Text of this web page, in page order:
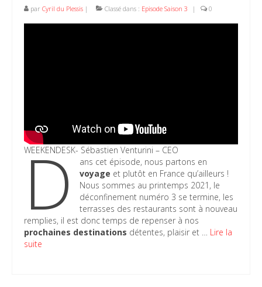
par Cyril du Plessis | Classé dans : Episode Saison 3 | 0
WEEKENDESK- Sébastien Venturini – CEO
D
ans cet épisode, nous partons en
voyage et plutôt en France qu’ailleurs !
Nous sommes au printemps 2021, le
déconfinement numéro 3 se termine, les
terrasses des restaurants sont à nouveau
remplies, il est donc temps de repenser à nos
prochaines destinations détentes, plaisir et … Lire la
suite